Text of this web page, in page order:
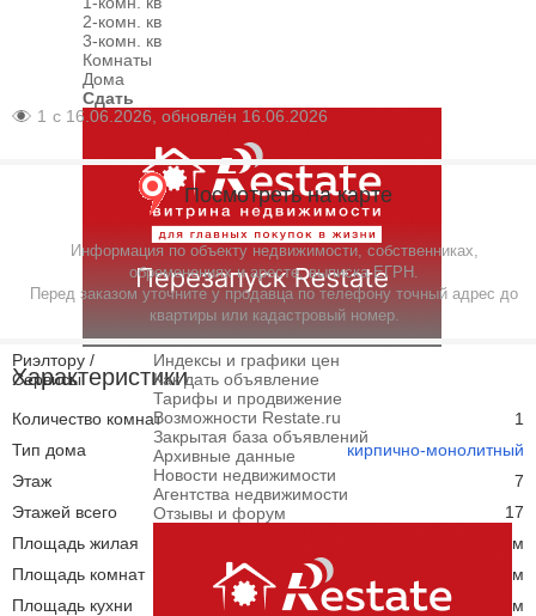
2-комн. кв
3-комн. кв
Комнаты
Дома
Сдать
Риэлтору /
Сервисы
Индексы и графики цен
Как дать объявление
Тарифы и продвижение
Возможности Restate.ru
Закрытая база объявлений
Архивные данные
Новости недвижимости
Агентства недвижимости
Отзывы и форум
1 с 16.06.2026, обновлён 16.06.2026
Посмотреть на карте
Информация по объекту недвижимости, собственниках,
обременениях и аресте, выписка ЕГРН.
Перед заказом уточните у продавца по телефону точный адрес до
квартиры или кадастровый номер.
Характеристики
Количество комнат
1
Тип дома
кирпично-монолитный
Этаж
7
Этажей всего
17
Площадь жилая
10.60 кв. м
Площадь комнат
10.60 кв. м
Площадь кухни
18.00 кв. м